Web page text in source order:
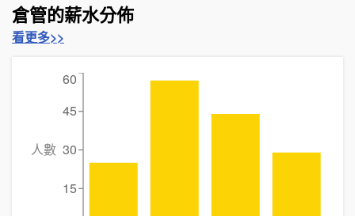
倉管的薪水分佈
看更多>>
15
30
45
60
人數